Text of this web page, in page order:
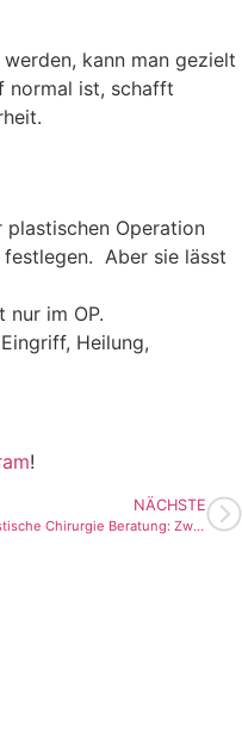
kann man gezielt
normal ist, schafft
plastischen Operation
Aber sie lässt
nur im OP.
Heilung,
!
NÄCHSTE
Plastische Chirurgie Beratung: Zwischen Unsicherheit, Aufklärung und Vertrauen